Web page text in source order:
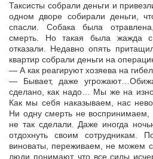
Таксисты собрали деньги и
одном дворе собирали деньги,
спасли. Собака была
смерть. Но такая была жажда
отказали. Недавно опять
квартир собрали деньги на
— А как реагируют хозяева на
— Бывает, даже
сделано, как надо… Мы же на
Как мы себя наказываем, нас
Ни одну смерть не воспринимаем,
не так сделали. Даже иногда
отдохнуть своим сотрудникам.
виноваты, переживаем, не можем
люди понимают, что все силы